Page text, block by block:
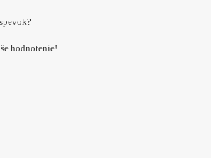
hodnotenie!